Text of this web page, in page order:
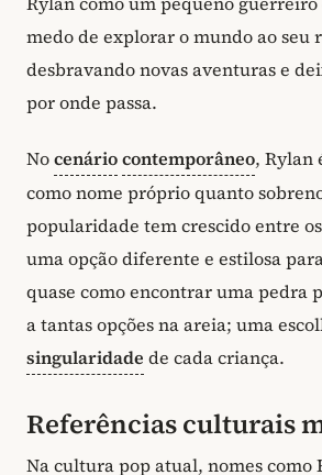
medo de explorar o mundo ao seu
desbravando novas aventuras e
por onde passa.
Nocenáriocontemporâneo, Rylan
como nome próprio quanto
popularidade tem crescido entre
uma opção diferente e estilosa
quase como encontrar uma pedra
a tantas opções na areia; uma
singularidade de cada criança.
Referências culturais
Na cultura pop atual, nomes como